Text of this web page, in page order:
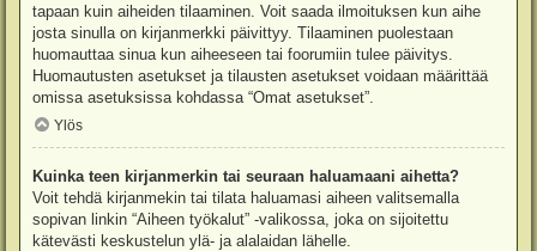
tapaan kuin aiheiden tilaaminen. Voit saada ilmoituksen kun aihe
josta sinulla on kirjanmerkki päivittyy. Tilaaminen puolestaan
huomauttaa sinua kun aiheeseen tai foorumiin tulee päivitys.
Huomautusten asetukset ja tilausten asetukset voidaan määrittää
omissa asetuksissa kohdassa “Omat asetukset”.
Ylös
Kuinka teen kirjanmerkin tai seuraan haluamaani aihetta?
Voit tehdä kirjanmekin tai tilata haluamasi aiheen valitsemalla
sopivan linkin “Aiheen työkalut” -valikossa, joka on sijoitettu
kätevästi keskustelun ylä- ja alalaidan lähelle.